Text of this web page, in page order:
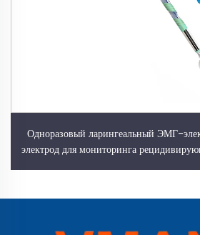
Одноразовый ларингеальный ЭМГ-
электрод для мониторинга